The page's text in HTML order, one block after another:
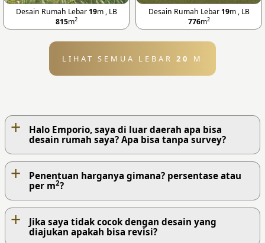
Desain Rumah Lebar 19m , LB
815m2
Desain Rumah Lebar 19m , LB
776m2
LIHAT SEMUA LEBAR20 M
+
Halo Emporio, saya di luar daerah apa bisa
desain rumah saya? Apa bisa tanpa survey?
+
Penentuan harganya gimana? persentase atau
per m2?
+
Jika saya tidak cocok dengan desain yang
diajukan apakah bisa revisi?